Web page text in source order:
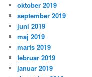
oktober 2019
september 2019
juni 2019
maj 2019
marts 2019
februar 2019
januar 2019